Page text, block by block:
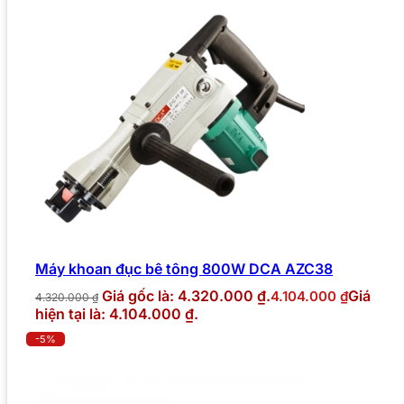
Máy khoan đục bê tông 800W DCA AZC38
4.320.000₫ Giá gốc là: 4.320.000 ₫.4.104.000 ₫Giá
hiện tại là: 4.104.000 ₫.
-5%